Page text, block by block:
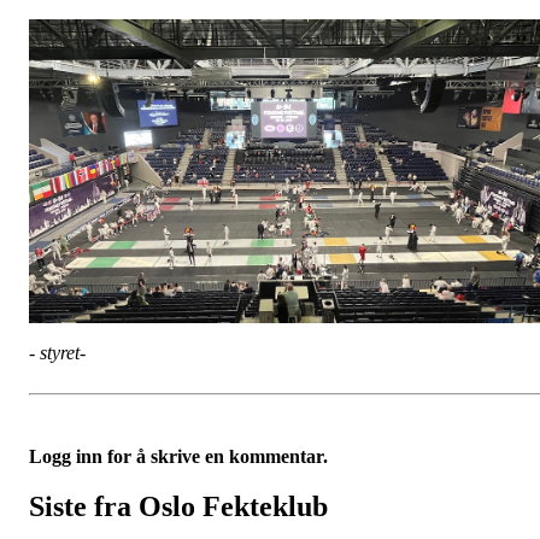
- styret-
Logg inn for å skrive en kommentar.
Siste fra Oslo Fekteklub